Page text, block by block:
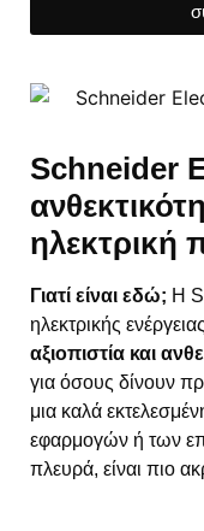
Schneider
ηλεκτρική
Γιατί είναι εδώ; Η
ηλεκτρικής
αξιοπιστία και
για όσους δίνουν
μια καλά
εφαρμογών ή των
πλευρά, είναι πιο